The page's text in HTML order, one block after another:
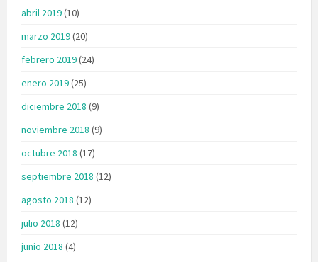
abril 2019(10)
marzo 2019(20)
febrero 2019(24)
enero 2019(25)
diciembre 2018 (9)
noviembre 2018 (9)
octubre 2018 (17)
septiembre 2018 (12)
agosto 2018 (12)
julio 2018 (12)
junio 2018 (4)